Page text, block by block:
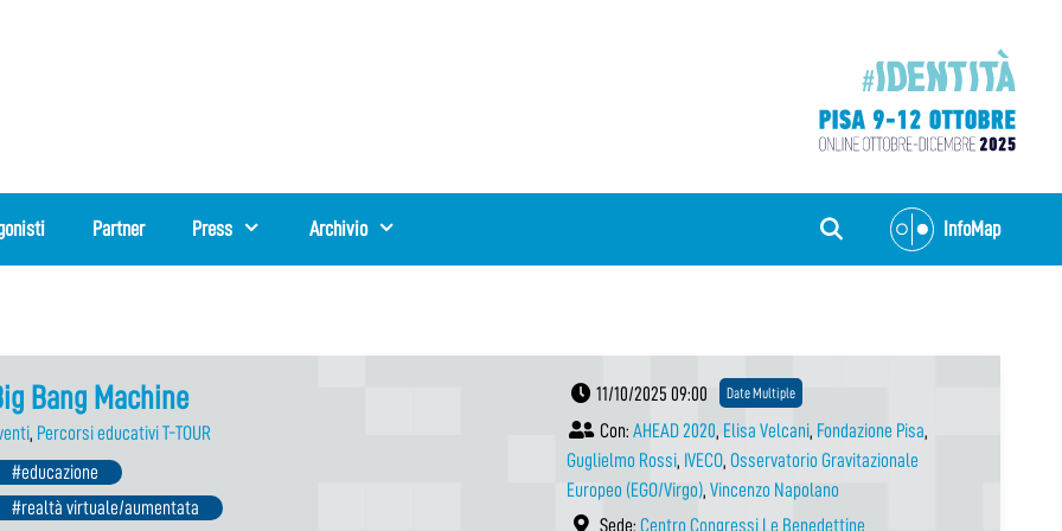
Partner Press Archivio InfoMap
Bang Machine
, Percorsi educativi T-TOUR
#educazione
#realtà virtuale/aumentata
11/10/2025 09:00 Date Multiple
Con: AHEAD 2020, Elisa Velcani, Fondazione Pisa,
Guglielmo Rossi, IVECO, Osservatorio Gravitazionale
Europeo (EGO/Virgo), Vincenzo Napolano
Sede: Centro Congressi Le Benedettine